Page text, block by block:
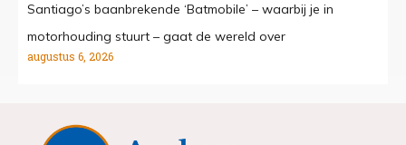
Santiago’s baanbrekende ‘Batmobile’ – waarbij je in
motorhouding stuurt – gaat de wereld over
augustus 6, 2026